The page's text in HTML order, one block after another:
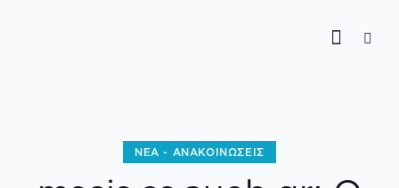
ΝΈΑ - ΑΝΑΚΟΙΝΏΣΕΙΣ